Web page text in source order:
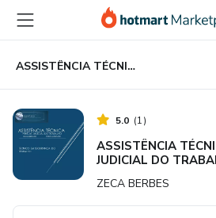
para
conteúdo
principal
para
pagamento
para
rodapé
ASSISTÊNCIA TÉCNICA EM PERÍCIA JUDICIAL DO TRABALHO
5.0 (1)
ASSISTÊNCIA
JUDICIAL DO
ZECA BERBES